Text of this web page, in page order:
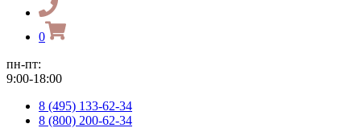
0
пн-пт:
9:00-18:00
8 (495) 133-62-34
8 (800) 200-62-34